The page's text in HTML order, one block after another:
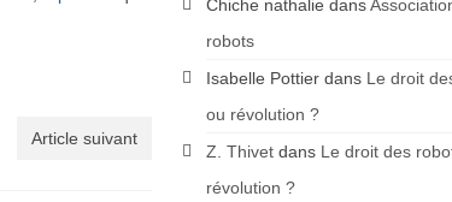
Article suivant
Chiche nathalie dans
robots
Isabelle Pottier dans Le droit
ou révolution ?
Z. Thivet dans Le droit des
révolution ?